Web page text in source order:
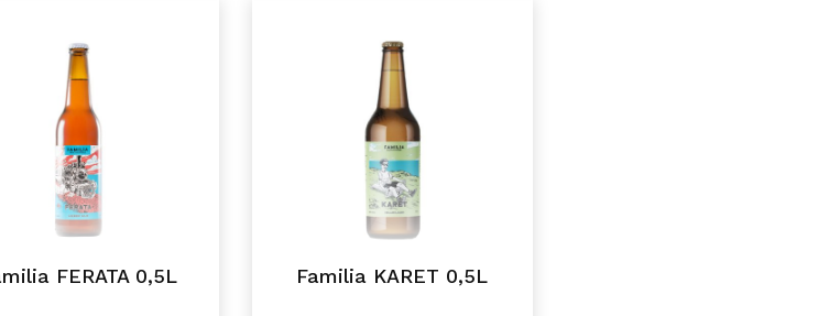
FERATA 0,5L Familia KARET 0,5L